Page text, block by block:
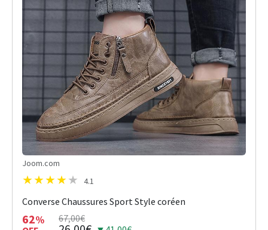
Joom.com
4.1
Converse Chaussures Sport Style coréen
62% 67,00€